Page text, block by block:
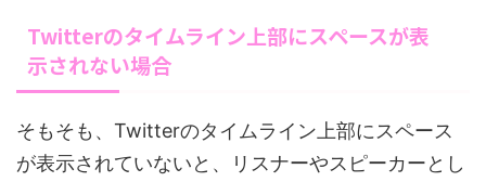
Twitterのタイムライン上部にスペースが表
示されない場合
そもそも、Twitterのタイムライン上部にスペース
が表示されていないと、リスナーやスピーカーとし